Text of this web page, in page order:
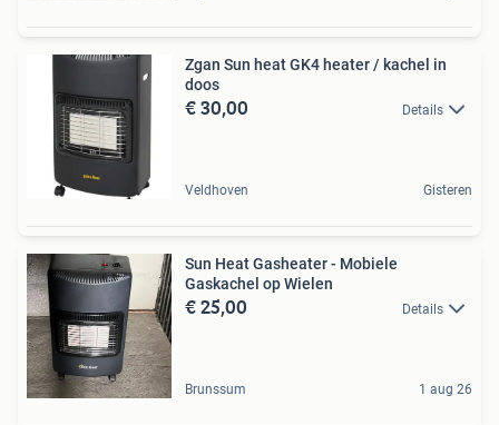
Zgan Sun heat GK4 heater / kachel in
doos
€ 30,00 Details
Veldhoven Gisteren
Sun Heat Gasheater - Mobiele
Gaskachel op Wielen
€ 25,00 Details
Brunssum 1 aug 26